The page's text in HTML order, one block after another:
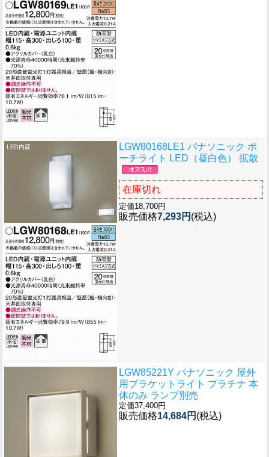
LGW80168LE1 パナソニック ポ
ーチライト LED（昼白色） 拡散
在庫切れ
定価18,700円
販売価格7,293円 (税込)
LGW85221Y パナソニック 屋外
用ブラケットライト プラチナ 本
体のみ ランプ別売
定価37,400円
販売価格14,684円 (税込)